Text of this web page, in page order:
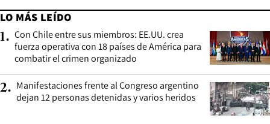
LO MÁS LEÍDO
1. Con Chile entre sus miembros: EE.UU. crea
fuerza operativa con 18 países de América para
combatir el crimen organizado
2. Manifestaciones frente al Congreso argentino
dejan 12 personas detenidas y varios heridos